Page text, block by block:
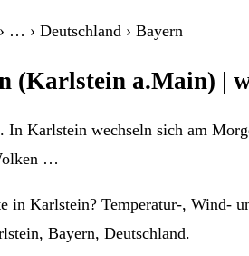
… › Deutschland › Bayern
(Karlstein a.Main) |
In Karlstein wechseln sich am
…
in Karlstein? Temperatur-, Wind-
Bayern, Deutschland.